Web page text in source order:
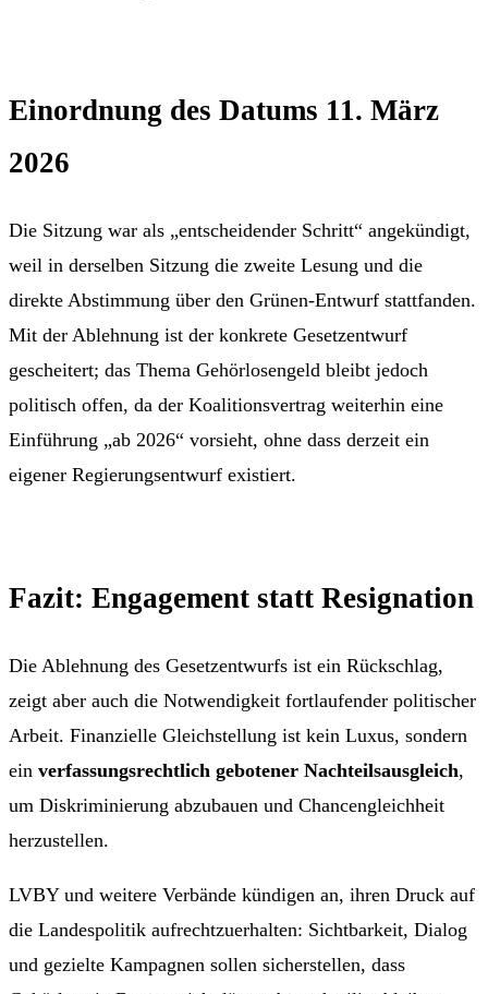
Einordnung des Datums 11. März
2026
Die Sitzung war als „entscheidender Schritt“ angekündigt,
weil in derselben Sitzung die zweite Lesung und die
direkte Abstimmung über den Grünen-Entwurf stattfanden.
Mit der Ablehnung ist der konkrete Gesetzentwurf
gescheitert; das Thema Gehörlosengeld bleibt jedoch
politisch offen, da der Koalitionsvertrag weiterhin eine
Einführung „ab 2026“ vorsieht, ohne dass derzeit ein
eigener Regierungsentwurf existiert.
Fazit: Engagement statt Resignation
Die Ablehnung des Gesetzentwurfs ist ein Rückschlag,
zeigt aber auch die Notwendigkeit fortlaufender politischer
Arbeit. Finanzielle Gleichstellung ist kein Luxus, sondern
ein verfassungsrechtlich gebotener Nachteilsausgleich,
um Diskriminierung abzubauen und Chancengleichheit
herzustellen.
LVBY und weitere Verbände kündigen an, ihren Druck auf
die Landespolitik aufrechtzuerhalten: Sichtbarkeit, Dialog
und gezielte Kampagnen sollen sicherstellen, dass